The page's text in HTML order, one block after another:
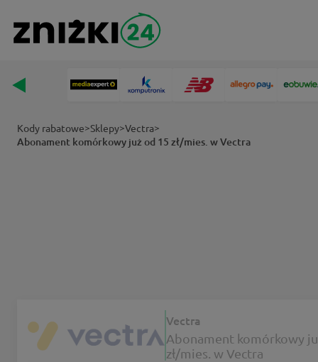
Kody rabatowe>Sklepy>Vectra>
Abonament komórkowy już od 15 zł/mies. w Vectra
Vectra
Abonament komórkowy
zł/mies. w Vectra